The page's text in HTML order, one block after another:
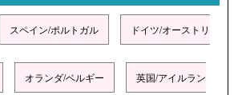
スペイン/ポルトガル ドイツ/オーストリ
オランダ/ベルギー 英国/アイルラン